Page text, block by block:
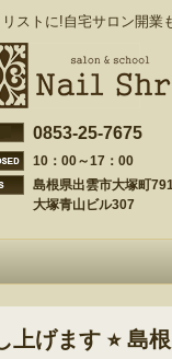
ストに!自宅サロン開業
0853-25-7675
10：00～17：00
島根県出雲市大塚町
大塚青山ビル307
上げます ⭐︎ 島